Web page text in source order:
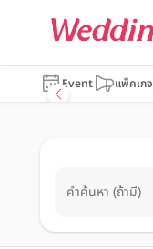
Event แพ็คเกจ
คำค้นหา (ถ้ามี)